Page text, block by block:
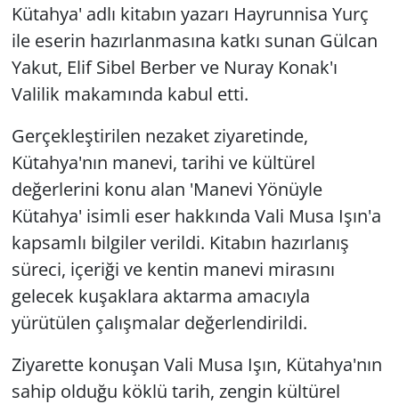
Kütahya' adlı kitabın yazarı Hayrunnisa Yurç
ile eserin hazırlanmasına katkı sunan Gülcan
Yakut, Elif Sibel Berber ve Nuray Konak'ı
Valilik makamında kabul etti.
Gerçekleştirilen nezaket ziyaretinde,
Kütahya'nın manevi, tarihi ve kültürel
değerlerini konu alan 'Manevi Yönüyle
Kütahya' isimli eser hakkında Vali Musa Işın'a
kapsamlı bilgiler verildi. Kitabın hazırlanış
süreci, içeriği ve kentin manevi mirasını
gelecek kuşaklara aktarma amacıyla
yürütülen çalışmalar değerlendirildi.
Ziyarette konuşan Vali Musa Işın, Kütahya'nın
sahip olduğu köklü tarih, zengin kültürel